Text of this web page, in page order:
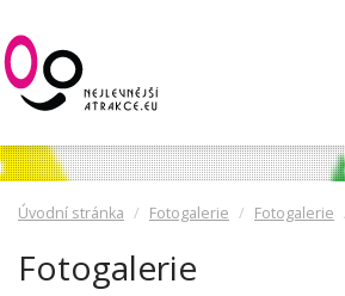
Úvodní stránka Fotogalerie Fotogalerie
Fotogalerie